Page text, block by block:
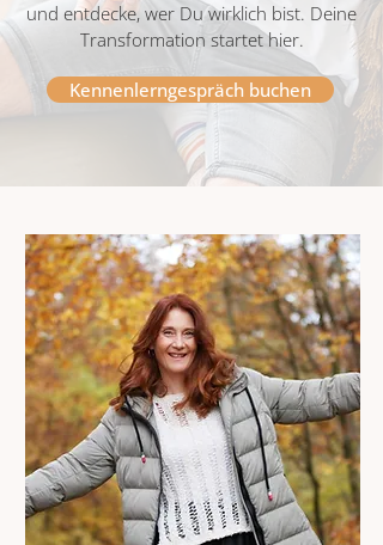
und entdecke, wer Du wirklich bist. Deine
Transformation startet hier.
Kennenlerngespräch buchen